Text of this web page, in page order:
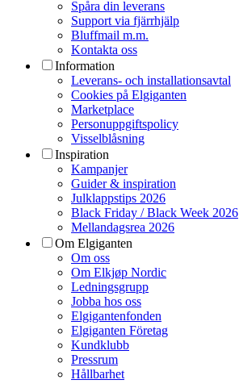
Spåra din leverans
Support via fjärrhjälp
Bluffmail m.m.
Kontakta oss
Information
Leverans- och installationsavtal
Cookies på Elgiganten
Marketplace
Personuppgiftspolicy
Visselblåsning
Inspiration
Kampanjer
Guider & inspiration
Julklappstips 2026
Black Friday / Black Week 2026
Mellandagsrea 2026
Om Elgiganten
Om oss
Om Elkjøp Nordic
Ledningsgrupp
Jobba hos oss
Elgigantenfonden
Elgiganten Företag
Kundklubb
Pressrum
Hållbarhet